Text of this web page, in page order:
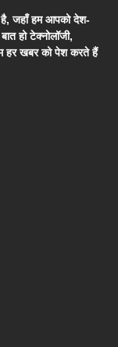
जहाँ हम आपको देश-
हो टेक्नोलॉजी,
हर खबर को पेश करते हैं